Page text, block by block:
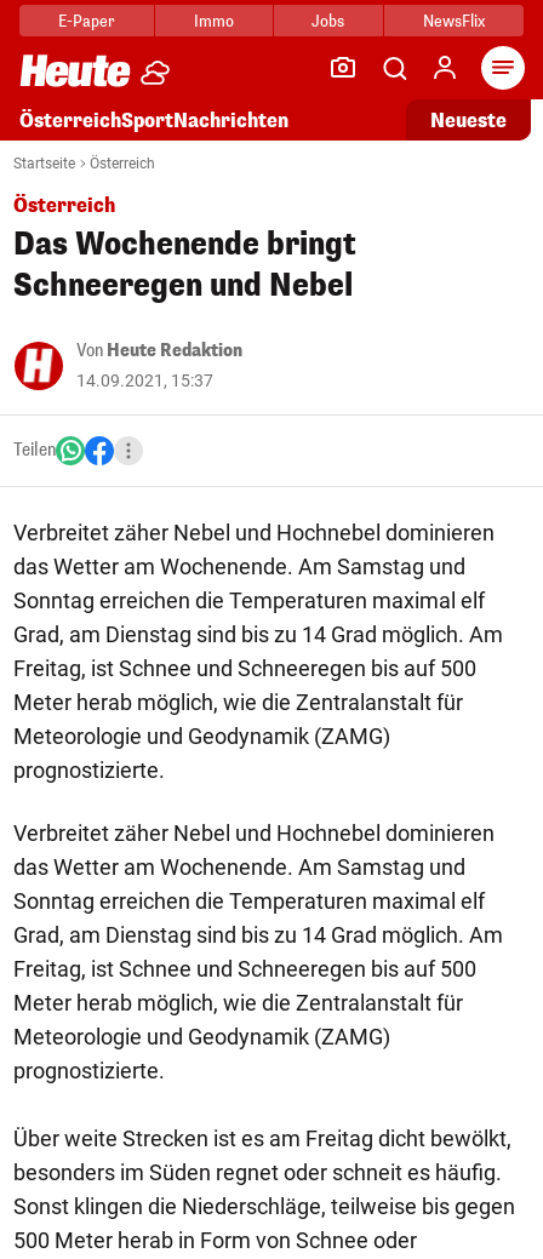
E-Paper Immo Jobs NewsFlix
ÖsterreichSportNachrichten Neueste
Startseite Österreich
Österreich
Das Wochenende bringt
Schneeregen und Nebel
Von Heute Redaktion
14.09.2021, 15:37
Teilen
Verbreitet zäher Nebel und Hochnebel dominieren
das Wetter am Wochenende. Am Samstag und
Sonntag erreichen die Temperaturen maximal elf
Grad, am Dienstag sind bis zu 14 Grad möglich. Am
Freitag, ist Schnee und Schneeregen bis auf 500
Meter herab möglich, wie die Zentralanstalt für
Meteorologie und Geodynamik (ZAMG)
prognostizierte.
Verbreitet zäher Nebel und Hochnebel dominieren
das Wetter am Wochenende. Am Samstag und
Sonntag erreichen die Temperaturen maximal elf
Grad, am Dienstag sind bis zu 14 Grad möglich. Am
Freitag, ist Schnee und Schneeregen bis auf 500
Meter herab möglich, wie die Zentralanstalt für
Meteorologie und Geodynamik (ZAMG)
prognostizierte.
Über weite Strecken ist es am Freitag dicht bewölkt,
besonders im Süden regnet oder schneit es häufig.
Sonst klingen die Niederschläge, teilweise bis gegen
500 Meter herab in Form von Schnee oder